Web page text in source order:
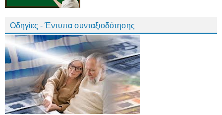
Οδηγίες - Έντυπα συνταξιοδότησης